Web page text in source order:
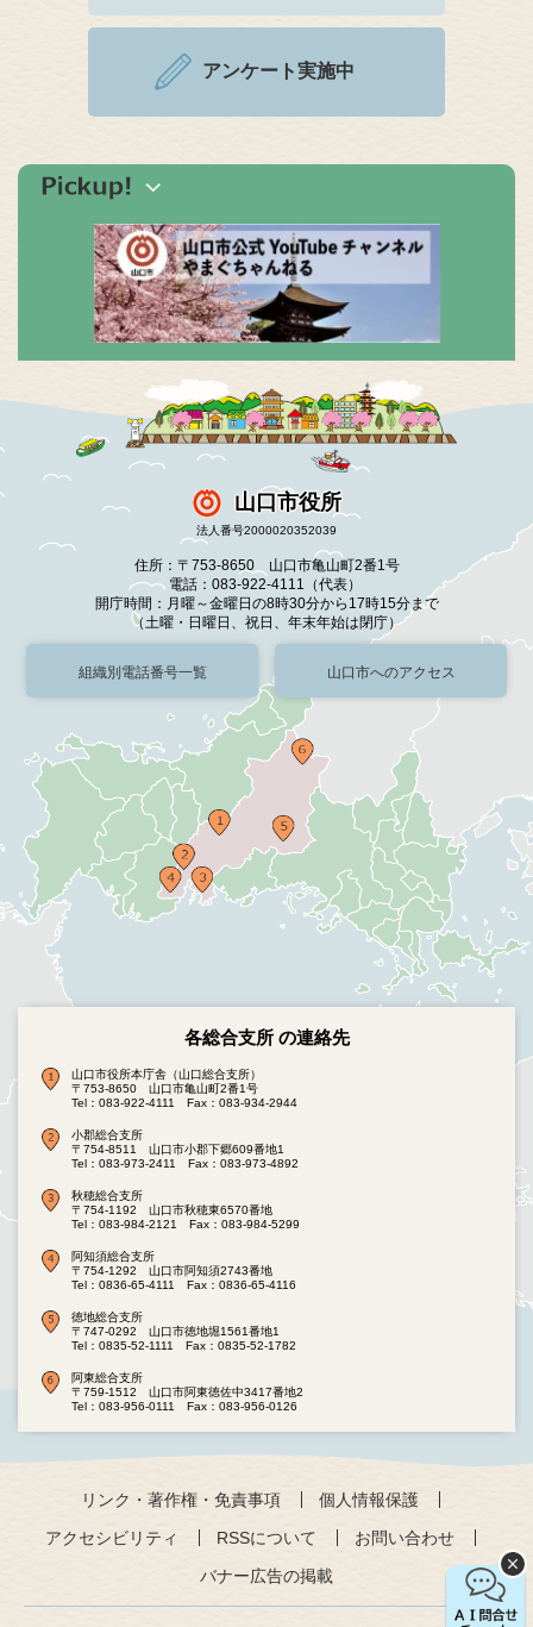
アンケート実施中
山口市役所
法人番号2000020352039
住所：〒753-8650 山口市亀山町2番1号
電話：083-922-4111（代表）
開庁時間：月曜～金曜日の8時30分から17時15分まで
（土曜・日曜日、祝日、年末年始は閉庁）
組織別電話番号一覧 山口市へのアクセス
各総合支所 の連絡先
山口市役所本庁舎（山口総合支所）
〒753-8650 山口市亀山町2番1号
Tel：083-922-4111
Fax：083-934-2944
小郡総合支所
〒754-8511 山口市小郡下郷609番地1
Tel：083-973-2411
Fax：083-973-4892
秋穂総合支所
〒754-1192 山口市秋穂東6570番地
Tel：083-984-2121
Fax：083-984-5299
阿知須総合支所
〒754-1292 山口市阿知須2743番地
Tel：0836-65-4111
Fax：0836-65-4116
徳地総合支所
〒747-0292 山口市徳地堀1561番地1
Tel：0835-52-1111
Fax：0835-52-1782
阿東総合支所
〒759-1512 山口市阿東徳佐中3417番地2
Tel：083-956-0111
Fax：083-956-0126
リンク・著作権・免責事項
個人情報保護
アクセシビリティ
RSSについて
お問い合わせ
バナー広告の掲載